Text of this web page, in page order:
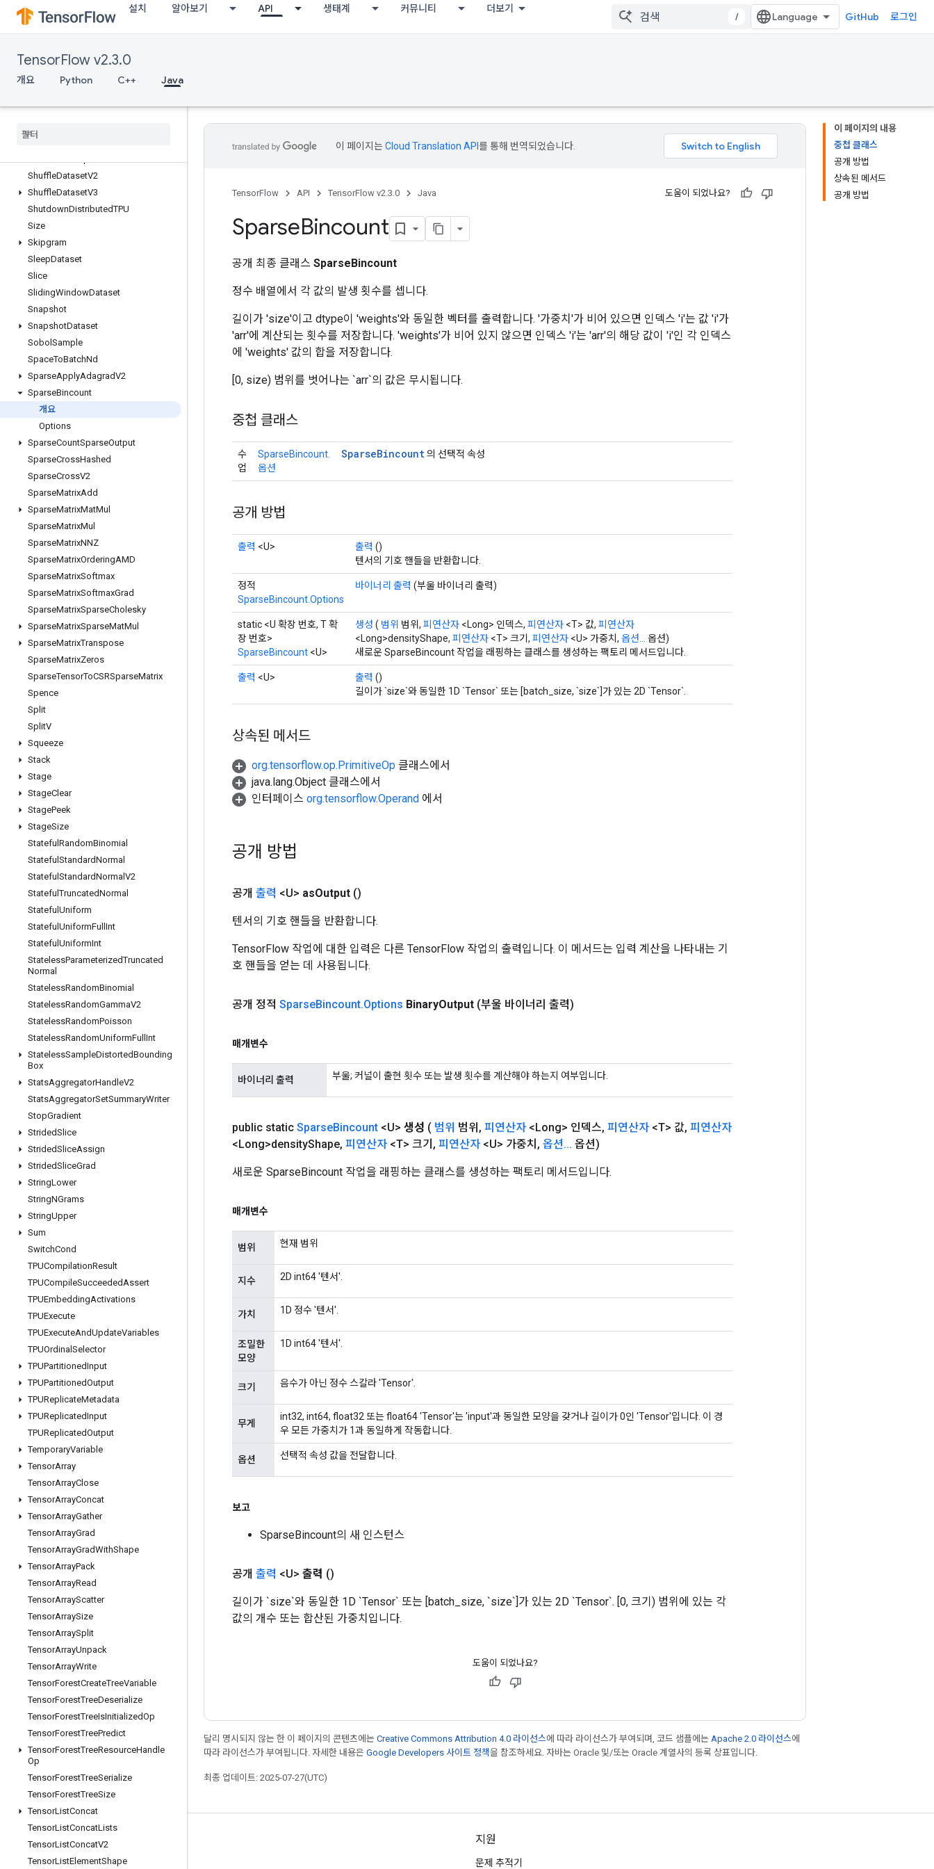
설치 알아보기 API 생태계 커뮤니티 더보기
/ GitHub 로그인
TensorFlow v2.3.0
개요 Python C++ Java
ScatterUpdate
SelectV2
SendTPUEmbeddingGradients
SetDiff1d
Shape
Shard
ShuffleDatasetV2
ShuffleDatasetV3
ShutdownDistributedTPU
Size
Skipgram
SleepDataset
Slice
SlidingWindowDataset
Snapshot
SnapshotDataset
Sobol Sample
SpaceToBatchNd
SparseApplyAdagradV2
SparseBincount
개요
Options
SparseCountSparseOutput
SparseCrossHashed
SparseCrossV2
SparseMatrixAdd
SparseMatrixMatMul
SparseMatrixMul
SparseMatrixNNZ
SparseMatrixOrderingAMD
SparseMatrixSoftmax
SparseMatrixSoftmaxGrad
SparseMatrixSparseCholesky
SparseMatrixSparseMatMul
SparseMatrixTranspose
SparseMatrixZeros
SparseTensorToCSRSparseMatrix
Spence
Split
SplitV
Squeeze
Stack
Stage
StageClear
StagePeek
StageSize
Stateful RandomBinomial
Stateful StandardNormal
Stateful StandardNormal V2
StatefulTruncatedNormal
Stateful Uniform
Stateful UniformFull Int
Stateful UniformInt
StatelessParameterizedTruncated
Normal
StatelessRandomBinomial
StatelessRandomGammaV2
StatelessRandomPoisson
StatelessRandomUniformFull Int
StatelessSampleDistortedBounding
Box
StatsAggregatorHandleV2
StatsAggregatorSetSummaryWriter
StopGradient
StridedSlice
StridedSliceAssign
StridedSliceGrad
StringLower
StringNGrams
StringUpper
Sum
SwitchCond
TPUCompilationResult
TPUCompileSucceededAssert
TPUEmbeddingActivations
TPUExecute
TPUExecuteAndUpdateVariables
TPUOrdinal Selector
TPUPartitionedInput
TPUPartitionedOutput
TPUReplicateMetadata
TPUReplicatedInput
TPUReplicatedOutput
TemporaryVariable
TensorArray
TensorArrayClose
TensorArrayConcat
TensorArrayGather
TensorArrayGrad
TensorArrayGradWithShape
TensorArrayPack
TensorArrayRead
TensorArrayScatter
TensorArraySize
TensorArraySplit
TensorArrayUnpack
TensorArrayWrite
TensorForestCreateTreeVariable
TensorForestTreeDeserialize
TensorForestTreeIsInitializedOp
TensorForestTreePredict
TensorForestTreeResourceHandle
Op
TensorForestTreeSerialize
TensorForestTreeSize
TensorListConcat
TensorListConcatLists
TensorListConcatV2
TensorListElementShape
이 페이지의 내용
중첩 클래스
공개 방법
상속된 메서드
공개 방법
이 페이지는Cloud Translation API 를 통해 번역되었습니다.
TensorFlow API TensorFlow v2.3.0 Java 도움이 되었나요?
SparseBincount
공개 최종 클래스 SparseBincount
정수 배열에서 각 값의 발생 횟수를 셉니다.
길이가 'size'이고 dtype이 'weights'와 동일한 벡터를 출력합니다. '가중치'가 비어 있으면 인덱스 'i'는 값 'i'가
'arr'에 계산되는 횟수를 저장합니다. 'weights'가 비어 있지 않으면 인덱스 'i'는 'arr'의 해당 값이 'i'인 각 인덱스
에 'weights' 값의 합을 저장합니다.
[0, size) 범위를 벗어나는 `arr`의 값은 무시됩니다.
중첩 클래스
수
업
SparseBincount.
옵션
SparseBincount의 선택적 속성
공개 방법
출력 <U> 출력 ()
텐서의 기호 핸들을 반환합니다.
정적
SparseBincount.Options
바이너리 출력 (부울 바이너리 출력)
static <U 확장 번호, T 확
장 번호>
SparseBincount <U>
생성 ( 범위 범위, 피연산자 <Long> 인덱스, 피연산자 <T> 값, 피연산자
<Long>densityShape, 피연산자 <T> 크기, 피연산자 <U> 가중치, 옵션...
옵션)
새로운 SparseBincount 작업을 래핑하는 클래스를 생성하는 팩토리 메서드입니다.
출력 <U> 출력 ()
길이가 `size`와 동일한 1D `Tensor` 또는 [batch_size, `size`]가 있는 2D `Tensor`.
상속된 메서드
org.tensorflow.op.PrimitiveOp 클래스에서
java.lang.Object 클래스에서
인터페이스 org.tensorflow.Operand 에서
공개 방법
공개 출력 <U> asOutput ()
텐서의 기호 핸들을 반환합니다.
TensorFlow 작업에 대한 입력은 다른 TensorFlow 작업의 출력입니다. 이 메서드는 입력 계산을 나타내는 기
호 핸들을 얻는 데 사용됩니다.
공개 정적 SparseBincount.Options BinaryOutput (부울 바이너리 출력)
매개변수
바이너리 출력 부울; 커널이 출현 횟수 또는 발생 횟수를 계산해야 하는지 여부입니다.
public static SparseBincount <U> 생성 ( 범위 범위 , 피연산자 <Long> 인덱스, 피연산자 <T> 값, 피연산자
<Long>densityShape, 피연산자 <T> 크기 , 피연산자 <U> 가중치 , 옵션... 옵션)
새로운 SparseBincount 작업을 래핑하는 클래스를 생성하는 팩토리 메서드입니다.
매개변수
범위 현재 범위
지수 2D int64 '텐서'.
가치 1D 정수 '텐서'.
조밀한
모양
1D int64 '텐서'.
크기 음수가 아닌 정수 스칼라 'Tensor'.
무게
int32, int64, float32 또는 float64 'Tensor'는 'input'과 동일한 모양을 갖거나 길이가 0인 'Tensor'입니다. 이 경
우 모든 가중치가 1과 동일하게 작동합니다.
옵션 선택적 속성 값을 전달합니다.
보고
SparseBincount의 새 인스턴스
공개 출력 <U> 출력 ()
길이가 `size`와 동일한 1D `Tensor` 또는 [batch_size, `size`]가 있는 2D `Tensor`. [0, 크기) 범위에 있는 각
값의 개수 또는 합산된 가중치입니다.
도움이 되었나요?
달리 명시되지 않는 한 이 페이지의 콘텐츠에는 Creative Commons Attribution 4.0 라이선스에 따라 라이선스가 부여되며, 코드 샘플에는 Apache 2.0 라이선스에
따라 라이선스가 부여됩니다. 자세한 내용은 Google Developers 사이트 정책을 참조하세요. 자바는 Oracle 및/또는 Oracle 계열사의 등록 상표입니다.
최종 업데이트: 2025-07-27(UTC)
최신 소식 확인하기
블로그
지원
문제 추적기